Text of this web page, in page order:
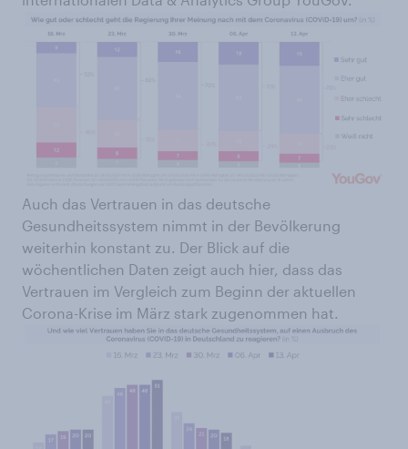
Auch das Vertrauen in das deutsche
Gesundheitssystem nimmt in der Bevölkerung
weiterhin konstant zu. Der Blick auf die
wöchentlichen Daten zeigt auch hier, dass das
Vertrauen im Vergleich zum Beginn der aktuellen
Corona-Krise im März stark zugenommen hat.